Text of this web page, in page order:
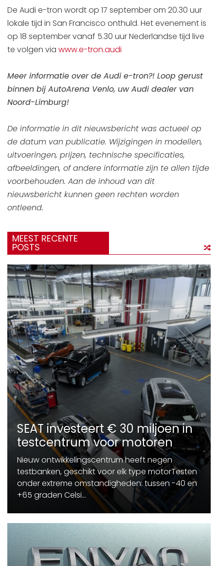
De Audi e-tron wordt op 17 september om 20.30 uur
lokale tijd in San Francisco onthuld. Het evenement is
op 18 september vanaf 5.30 uur Nederlandse tijd live
te volgen via www.e-tron.audi
Meer informatie over de Audi e-tron?! Loop gerust
binnen bij AutoArena Venlo, uw Audi dealer van
Noord-Limburg!
De informatie in dit nieuwsbericht was actueel op
de datum van publicatie. Wijzigingen in modellen,
uitvoeringen, prijzen, technische specificaties,
afbeeldingen, of andere informatie zijn te allen tijde
voorbehouden. Aan de inhoud van dit
nieuwsbericht kunnen geen rechten worden
ontleend.
MEEST RECENTE
POSTS
SEAT investeert € 30 miljoen in
testcentrum voor motoren
Nieuw ontwikkelingscentrum heeft negen
testbanken, geschikt voor elk type motorTesten
onder extreme omstandigheden: tussen -40 en
+65 graden Celsi...